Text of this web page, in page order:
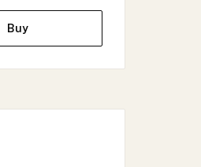
Buy